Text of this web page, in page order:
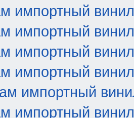
импортный винил
импортный винил
импортный винил
импортный винил
импортный
импортный винил